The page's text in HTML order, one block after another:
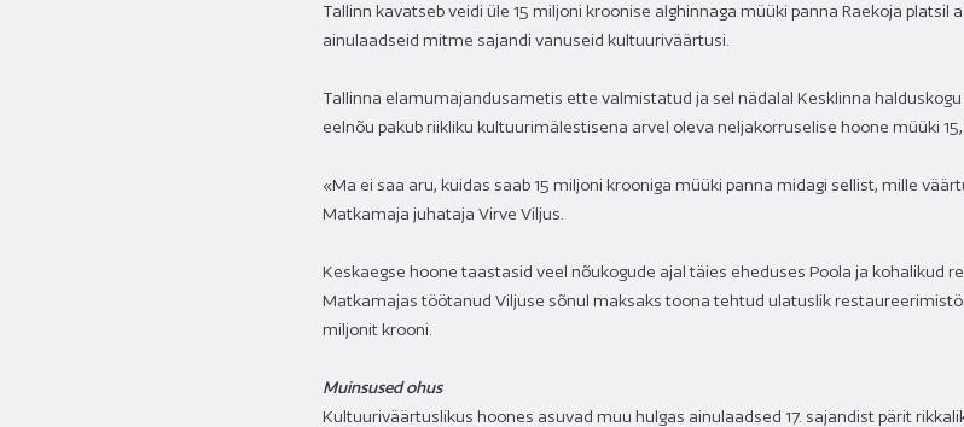
Tallinn kavatseb veidi üle 15 miljoni kroonise alghinnaga müüki panna Raekoja platsil
ainulaadseid mitme sajandi vanuseid kultuuriväärtusi.
Tallinna elamumajandusametis ette valmistatud ja sel nädalal Kesklinna
eelnõu pakub riikliku kultuurimälestisena arvel oleva neljakorruselise hoone müüki
«Ma ei saa aru, kuidas saab 15 miljoni krooniga müüki panna midagi sellist, mille
Matkamaja juhataja Virve Viljus.
Keskaegse hoone taastasid veel nõukogude ajal täies eheduses Poola ja kohalikud
Matkamajas töötanud Viljuse sõnul maksaks toona tehtud ulatuslik
miljonit krooni.
Muinsused ohus
Kultuuriväärtuslikus hoones asuvad muu hulgas ainulaadsed 17. sajandist pärit